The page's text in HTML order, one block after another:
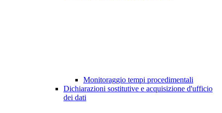
Monitoraggio tempi procedimentali
Dichiarazioni sostitutive e acquisizione d'ufficio
dei dati